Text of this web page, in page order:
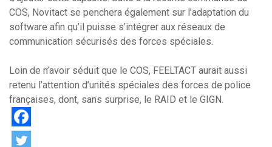
COS, Novitact se penchera également sur l’adaptation du
software afin qu’il puisse s’intégrer aux réseaux de
communication sécurisés des forces spéciales.
Loin de n’avoir séduit que le COS, FEELTACT aurait aussi
retenu l’attention d’unités spéciales des forces de police
françaises, dont, sans surprise, le RAID et le GIGN.